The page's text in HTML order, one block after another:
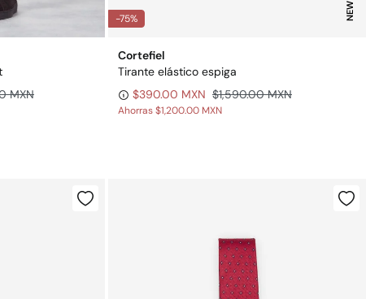
MXN
-75% NEW
Cortefiel
Tirante elástico espiga
$390.00 MXN $1,590.00 MXN
Ahorras$1,200.00 MXN